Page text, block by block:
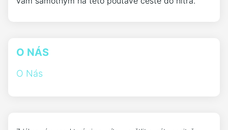
O NÁS
O Nás